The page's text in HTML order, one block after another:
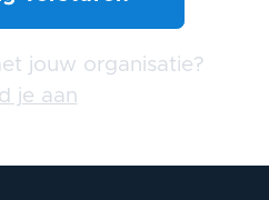
jouw organisatie?
je aan